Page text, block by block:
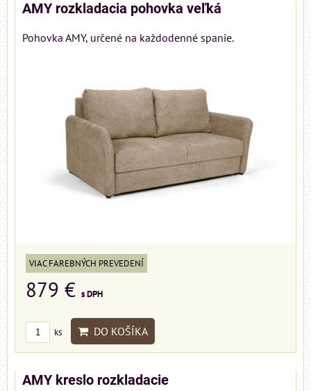
AMY rozkladacia pohovka veľká
Pohovka AMY, určené na každodenné spanie.
VIAC FAREBNÝCH PREVEDENÍ
879 € s DPH
ks DO KOŠÍKA
AMY kreslo rozkladacie